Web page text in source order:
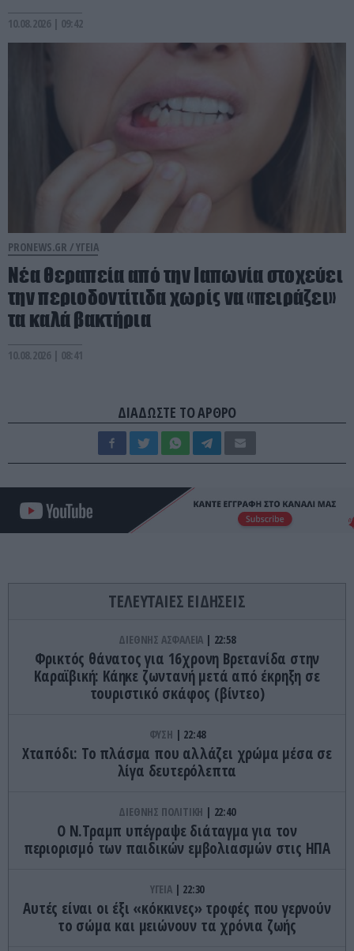
10.08.2026 | 09:42
PRONEWS.GR /ΥΓΕΙΑ
Νέα θεραπεία από την Ιαπωνία στοχεύει
την περιοδοντίτιδα χωρίς να «πειράζει»
τα καλά βακτήρια
10.08.2026 | 08:41
ΔΙΑΔΩΣΤΕ ΤΟ ΑΡΘΡΟ
ΤΕΛΕΥΤΑΙΕΣ ΕΙΔΗΣΕΙΣ
ΔΙΕΘΝΗΣ ΑΣΦΑΛΕΙΑ 22:58
Φρικτός θάνατος για 16χρονη Βρετανίδα στην
Καραϊβική: Κάηκε ζωντανή μετά από έκρηξη σε
τουριστικό σκάφος (βίντεο)
ΦΥΣΗ 22:48
Χταπόδι: Το πλάσμα που αλλάζει χρώμα μέσα σε
λίγα δευτερόλεπτα
ΔΙΕΘΝΗΣ ΠΟΛΙΤΙΚΗ 22:40
Ο Ν.Τραμπ υπέγραψε διάταγμα για τον
περιορισμό των παιδικών εμβολιασμών στις ΗΠΑ
ΥΓΕΙΑ 22:30
Αυτές είναι οι έξι «κόκκινες» τροφές που γερνούν
το σώμα και μειώνουν τα χρόνια ζωής